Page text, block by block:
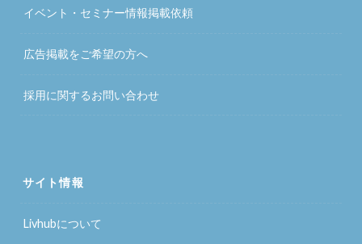
イベント・セミナー情報掲載依頼
広告掲載をご希望の方へ
採用に関するお問い合わせ
サイト情報
Livhubについて